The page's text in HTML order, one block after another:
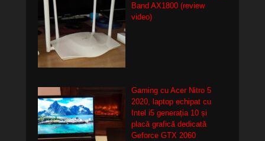
Band AX1800 (review
video)
Gaming cu Acer Nitro 5
2020, laptop echipat cu
Intel i5 generația 10 și
placă grafică dedicată
Geforce GTX 2060